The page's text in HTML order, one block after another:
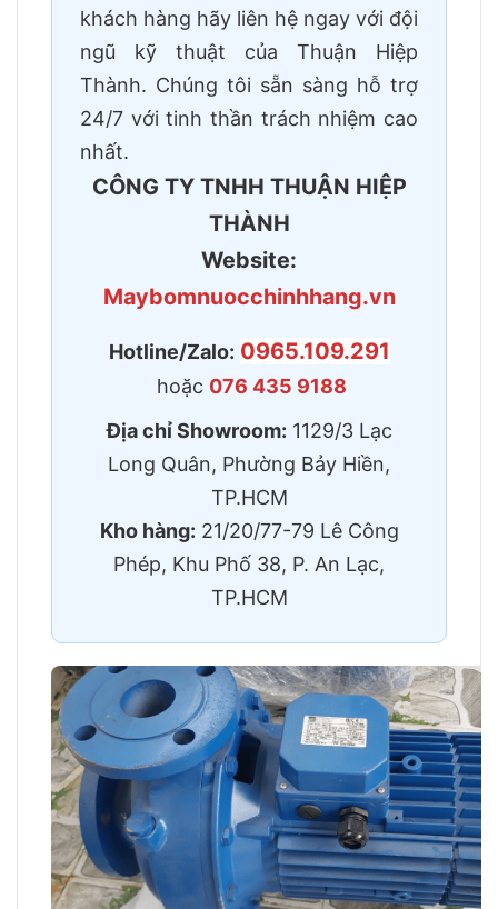
khách hàng hãy liên hệ ngay với đội
ngũ kỹ thuật của Thuận Hiệp
Thành. Chúng tôi sẵn sàng hỗ trợ
24/7 với tinh thần trách nhiệm cao
nhất.
CÔNG TY TNHH THUẬN HIỆP
THÀNH
Website:
Maybomnuocchinhhang.vn
Hotline/Zalo: 0965.109.291
hoặc 076 435 9188
Địa chỉ Showroom: 1129/3 Lạc
Long Quân, Phường Bảy Hiền,
TP.HCM
Kho hàng: 21/20/77-79 Lê Công
Phép, Khu Phố 38, P. An Lạc,
TP.HCM